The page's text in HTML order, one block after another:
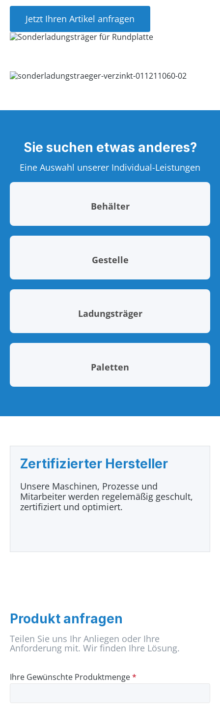
Jetzt Ihren Artikel anfragen
Sie suchen etwas anderes?
Eine Auswahl unserer Individual-Leistungen
Behälter
Gestelle
Ladungsträger
Paletten
Zertifizierter Hersteller
Unsere Maschinen, Prozesse und
Mitarbeiter werden regelemäßig geschult,
zertifiziert und optimiert.
Produkt anfragen
Teilen Sie uns Ihr Anliegen oder Ihre
Anforderung mit. Wir finden Ihre Lösung.
Ihre Gewünschte Produktmenge*